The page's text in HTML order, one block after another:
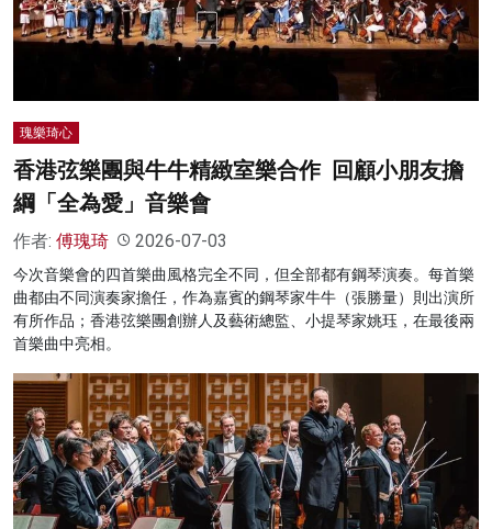
名家榜
瑰樂琦心
香港弦樂團與牛牛精緻室樂合作 回顧小朋友擔
綱「全為愛」音樂會
作者: 傅瑰琦 2026-07-03
今次音樂會的四首樂曲風格完全不同，但全部都有鋼琴演奏。每首樂
曲都由不同演奏家擔任，作為嘉賓的鋼琴家牛牛（張勝量）則出演所
有所作品；香港弦樂團創辦人及藝術總監、小提琴家姚珏，在最後兩
首樂曲中亮相。